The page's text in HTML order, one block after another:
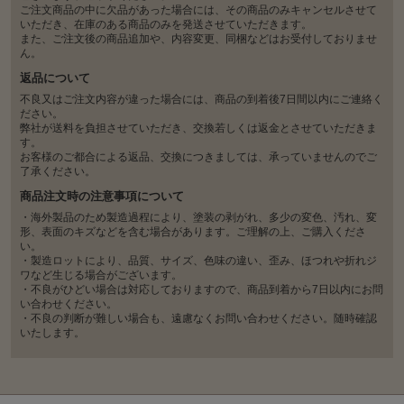
ご注文商品の中に欠品があった場合には、その商品のみキャンセルさせて
いただき、在庫のある商品のみを発送させていただきます。
また、ご注文後の商品追加や、内容変更、同梱などはお受付しておりませ
ん。
返品について
不良又はご注文内容が違った場合には、商品の到着後7日間以内にご連絡く
ださい。
弊社が送料を負担させていただき、交換若しくは返金とさせていただきま
す。
お客様のご都合による返品、交換につきましては、承っていませんのでご
了承ください。
商品注文時の注意事項について
・海外製品のため製造過程により、塗装の剥がれ、多少の変色、汚れ、変
形、表面のキズなどを含む場合があります。ご理解の上、ご購入くださ
い。
・製造ロットにより、品質、サイズ、色味の違い、歪み、ほつれや折れジ
ワなど生じる場合がございます。
・不良がひどい場合は対応しておりますので、商品到着から7日以内にお問
い合わせください。
・不良の判断が難しい場合も、遠慮なくお問い合わせください。随時確認
いたします。